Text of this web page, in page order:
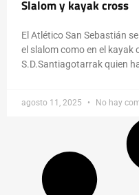
Slalom y kayak cross
El Atlético San Sebastián
el slalom como en el kayak
S.D.Santiagotarrak quien
agosto 11, 2025 No hay